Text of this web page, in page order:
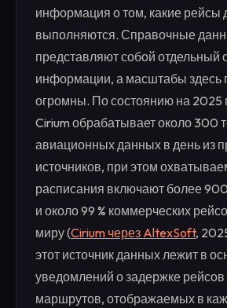
информация о том, какие рейсы
выполняются. Справочные
представляют собой отдельный
информации, а масштабы здесь
огромны. По состоянию на 2025
Cirium обрабатывает около 300
авиационных данных в день из
источников, при этом
расписания включают более
и около 99 % коммерческих
миру (Cirium через AltexSoft,
этот источник данных лежит в
уведомлений о задержке рейсов
маршрутов, отображаемых в